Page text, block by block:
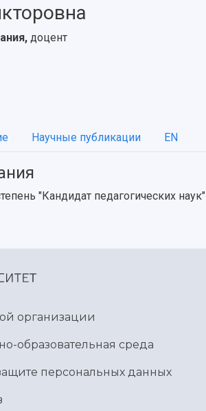
доцент
Научные публикации EN
"Кандидат педагогических наук"
организации
образовательная среда
персональных данных